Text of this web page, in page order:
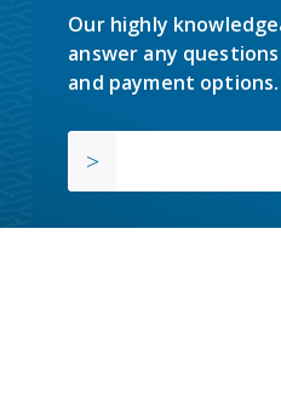
Our highly
answer any
and payment options.